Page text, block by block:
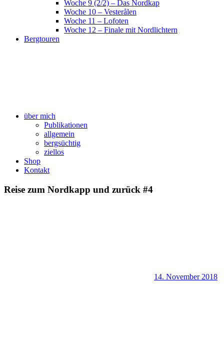
Woche 9 (2/2) – Das Nordkap
Woche 10 – Vesterålen
Woche 11 – Lofoten
Woche 12 – Finale mit Nordlichtern
Bergtouren
über mich
Publikationen
allgemein
bergsüchtig
ziellos
Shop
Kontakt
Reise zum Nordkapp und zurück #4
14. November 2018